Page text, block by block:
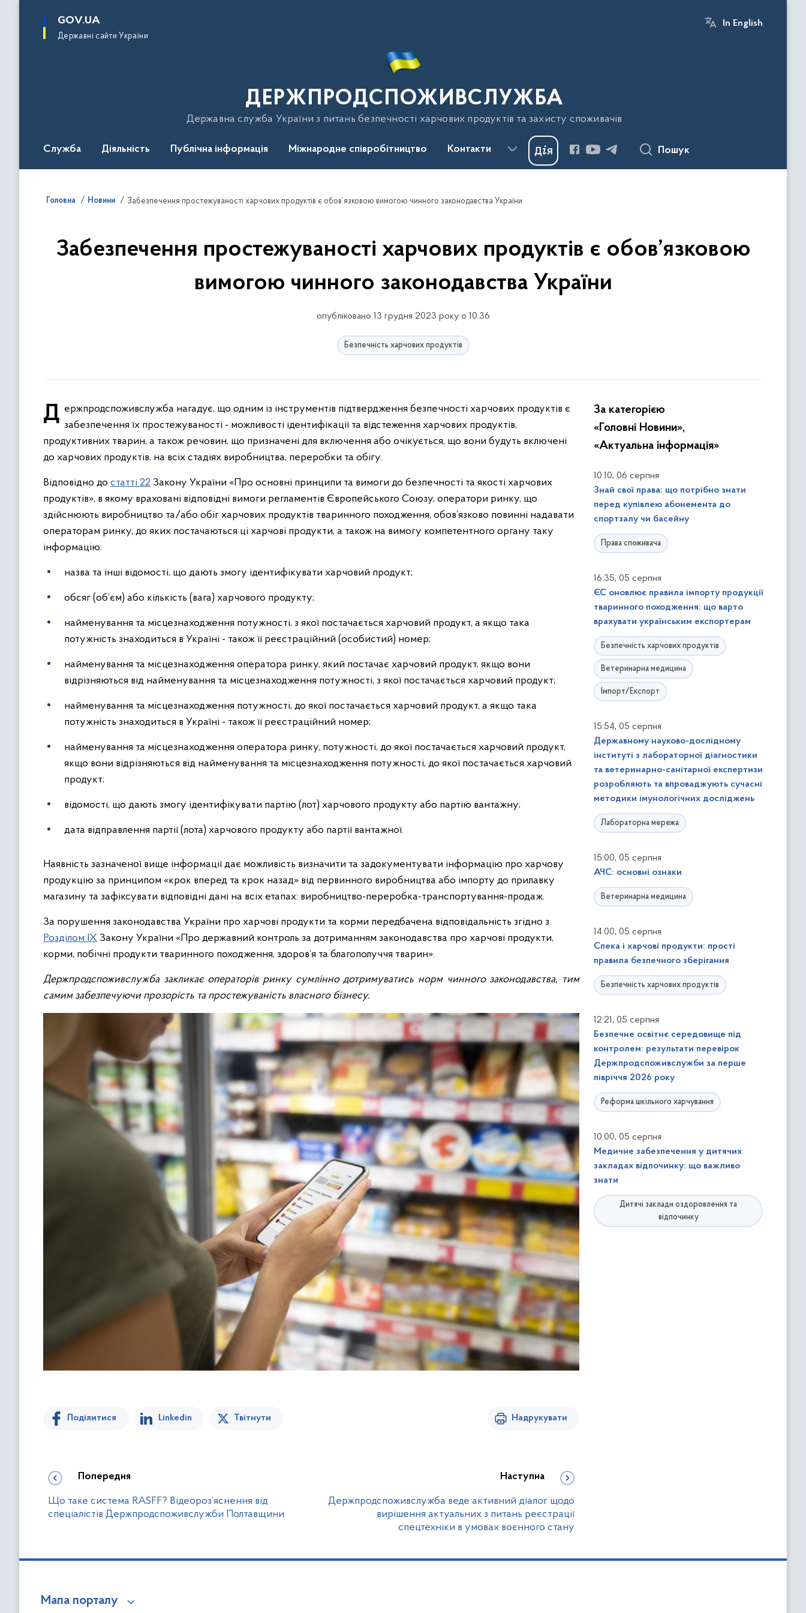
основного
GOV.UA
Державні сайти України
In English
ДЕРЖПРОДСПОЖИВСЛУЖБА
Державна служба України з питань безпечності харчових продуктів та захисту споживачів
Служба Діяльність Публічна інформація Міжнародне співробітництво Контакти Пошук
Головна Новини Забезпечення простежуваності харчових продуктів є обов’язковою вимогою чинного законодавства України
Забезпечення простежуваності харчових продуктів є обов’язковою
вимогою чинного законодавства України
опубліковано 13 грудня 2023 року о 10:36
Безпечність харчових продуктів
Держпродспоживслужба нагадує, що одним із інструментів підтвердження безпечності харчових продуктів є забезпечення їх простежуваності - можливості ідентифікації та відстеження харчових продуктів,
продуктивних тварин, а також речовин, що призначені для включення або очікується, що вони будуть включені
до харчових продуктів, на всіх стадіях виробництва, переробки та обігу.
Відповідно до статті 22 Закону України «Про основні принципи та вимоги до безпечності та якості харчових
продуктів», в якому враховані відповідні вимоги регламентів Європейського Союзу, оператори ринку, що
здійснюють виробництво та/або обіг харчових продуктів тваринного походження, обов’язково повинні надавати
операторам ринку, до яких постачаються ці харчові продукти, а також на вимогу компетентного органу таку
інформацію:
назва та інші відомості, що дають змогу ідентифікувати харчовий продукт;
обсяг (об’єм) або кількість (вага) харчового продукту;
найменування та місцезнаходження потужності, з якої постачається харчовий продукт, а якщо така
потужність знаходиться в Україні - також її реєстраційний (особистий) номер;
найменування та місцезнаходження оператора ринку, який постачає харчовий продукт, якщо вони
відрізняються від найменування та місцезнаходження потужності, з якої постачається харчовий продукт;
найменування та місцезнаходження потужності, до якої постачається харчовий продукт, а якщо така
потужність знаходиться в Україні - також її реєстраційний номер;
найменування та місцезнаходження оператора ринку, потужності, до якої постачається харчовий продукт,
якщо вони відрізняються від найменування та місцезнаходження потужності, до якої постачається харчовий
продукт;
відомості, що дають змогу ідентифікувати партію (лот) харчового продукту або партію вантажну;
дата відправлення партії (лота) харчового продукту або партії вантажної.
Наявність зазначеної вище інформації дає можливість визначити та задокументувати інформацію про харчову
продукцію за принципом «крок вперед та крок назад» від первинного виробництва або імпорту до прилавку
магазину та зафіксувати відповідні дані на всіх етапах: виробництво-переробка-транспортування-продаж.
За порушення законодавства України про харчові продукти та корми передбачена відповідальність згідно з
Розділом ІХ Закону України «Про державний контроль за дотриманням законодавства про харчові продукти,
корми, побічні продукти тваринного походження, здоров’я та благополуччя тварин».
Держпродспоживслужба закликає операторів ринку сумлінно дотримуватись норм чинного законодавства, тим
самим забезпечуючи прозорість та простежуваність власного бізнесу.
Поділитися Linkedin Твітнути Надрукувати
Попередня
Що таке система RASFF? Відеороз’яснення від
спеціалістів Держпродспоживслужби Полтавщини
Наступна
Держпродспоживслужба веде активний діалог щодо
вирішення актуальних з питань реєстрації
спецтехніки в умовах воєнного стану
За категорією
«Головні Новини»,
«Актуальна інформація»
10:10, 06 серпня
Знай свої права: що потрібно знати
перед купівлею абонемента до
спортзалу чи басейну
Права споживача
16:35, 05 серпня
ЄС оновлює правила імпорту продукції
тваринного походження: що варто
врахувати українським експортерам
Безпечність харчових продуктів
Ветеринарна медицина
Імпорт/Експорт
15:54, 05 серпня
Державному науково-дослідному
інституті з лабораторної діагностики
та ветеринарно-санітарної експертизи
розробляють та впроваджують сучасні
методики імунологічних досліджень
Лабораторна мережа
15:00, 05 серпня
АЧС: основні ознаки
Ветеринарна медицина
14:00, 05 серпня
Спека і харчові продукти: прості
правила безпечного зберігання
Безпечність харчових продуктів
12:21, 05 серпня
Безпечне освітнє середовище під
контролем: результати перевірок
Держпродспоживслужби за перше
півріччя 2026 року
Реформа шкільного харчування
10:00, 05 серпня
Медичне забезпечення у дитячих
закладах відпочинку: що важливо
знати
Дитячі заклади оздоровлення та
відпочинку
Мапа порталу